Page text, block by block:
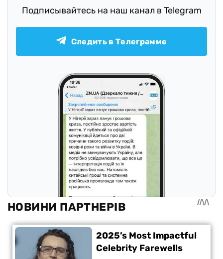
Подписывайтесь на наш канал в Telegram
Следить в Телеграмме